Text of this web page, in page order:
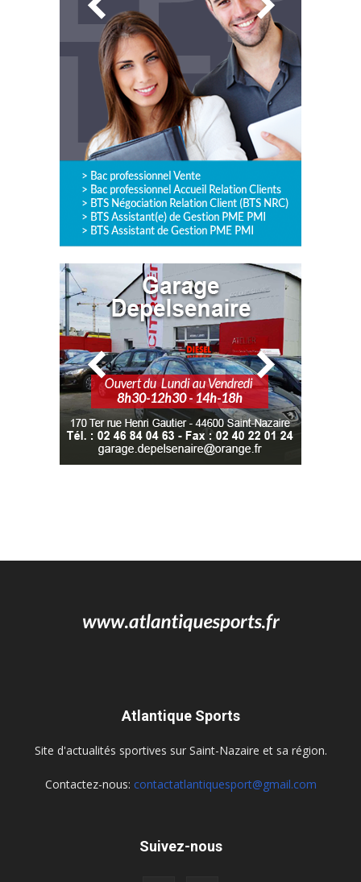
Atlantique Sports
Site d'actualités sportives sur Saint-Nazaire et sa région.
Contactez-nous: contactatlantiquesport@gmail.com
Suivez-nous